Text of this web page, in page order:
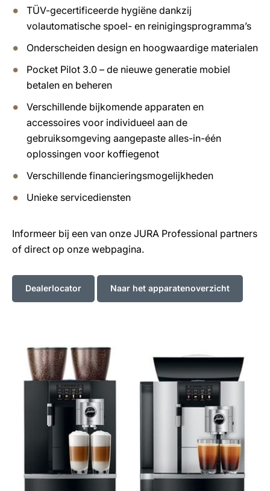
TÜV-gecertificeerde hygiëne dankzij
volautomatische spoel- en reinigingsprogramma’s
Onderscheiden design en hoogwaardige materialen
Pocket Pilot 3.0 – de nieuwe generatie mobiel
betalen en beheren
Verschillende bijkomende apparaten en
accessoires voor individueel aan de
gebruiksomgeving aangepaste alles-in-één
oplossingen voor koffiegenot
Verschillende financieringsmogelijkheden
Unieke servicediensten
Informeer bij een van onze JURA Professional partners
of direct op onze webpagina.
Dealerlocator Naar het apparatenoverzicht